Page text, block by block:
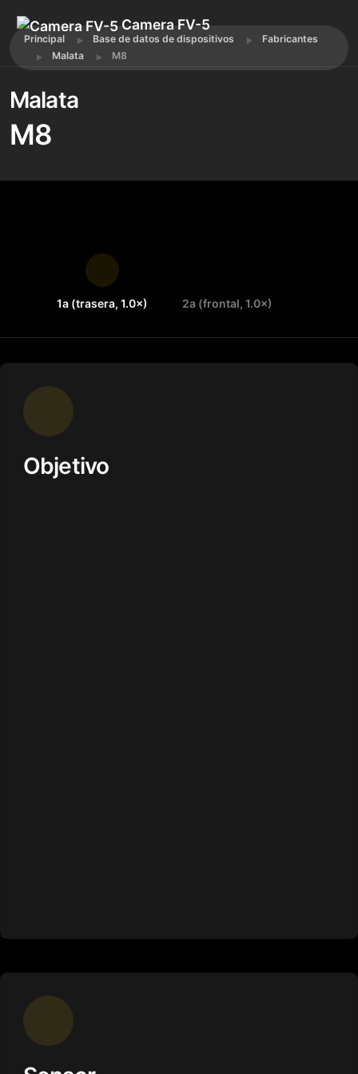
Camera FV-5
Principal Base de datos de dispositivos
Fabricantes
Malata
M8
Malata
M8
1a (trasera, 1.0×) 2a (frontal, 1.0×)
Objetivo